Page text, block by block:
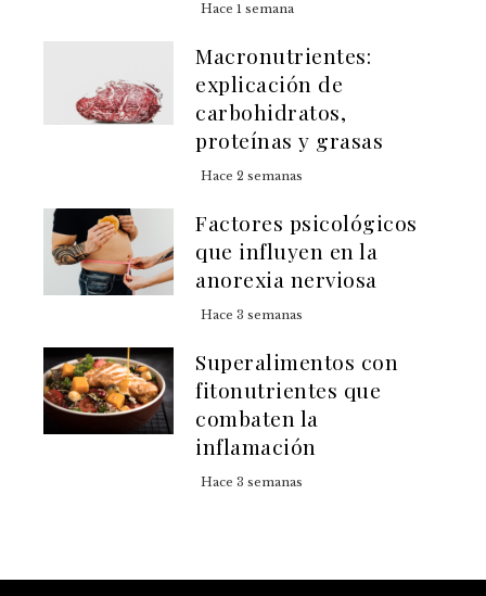
Hace 1 semana
Macronutrientes:
explicación de
carbohidratos,
proteínas y grasas
Hace 2 semanas
Factores psicológicos
que influyen en la
anorexia nerviosa
Hace 3 semanas
Superalimentos con
fitonutrientes que
combaten la
inflamación
Hace 3 semanas